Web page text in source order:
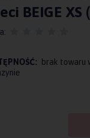
BEIGE XS
brak towaru